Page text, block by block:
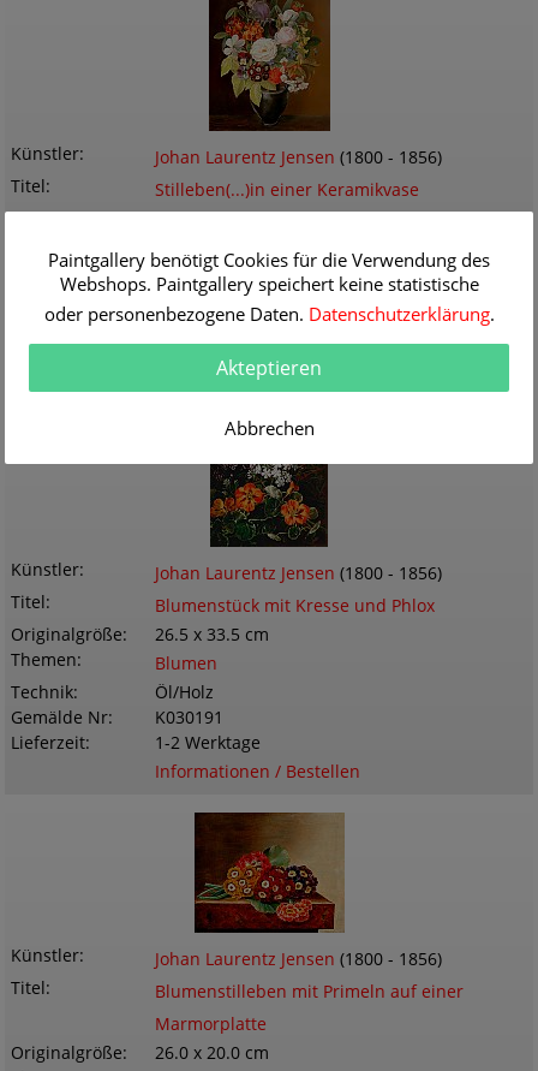
Künstler Johan Laurentz Jensen (1800 - 1856)
Titel
Stilleben(...)in einer Keramikvase
Originalgröße
33.0 x 39.0 cm
Technik
Öl/Holz
K030184
Lieferzeit
1-2 Werktage
Informationen / Bestellen
Künstler Johan Laurentz Jensen (1800 - 1856)
Titel
Blumenstück mit Kresse und Phlox
Originalgröße
26.5 x 33.5 cm
Themen
Blumen
Technik
Öl/Holz
Gemälde Nr
K030191
Lieferzeit
1-2 Werktage
Informationen / Bestellen
Künstler Johan Laurentz Jensen (1800 - 1856)
Titel
Blumenstilleben mit Primeln auf einer
Marmorplatte
Originalgröße
26.0 x 20.0 cm
Paintgallery benötigt Cookies für die Verwendung des
Webshops. Paintgallery speichert keine statistische
oder personenbezogene Daten. Datenschutzerklärung.
Akteptieren
Abbrechen